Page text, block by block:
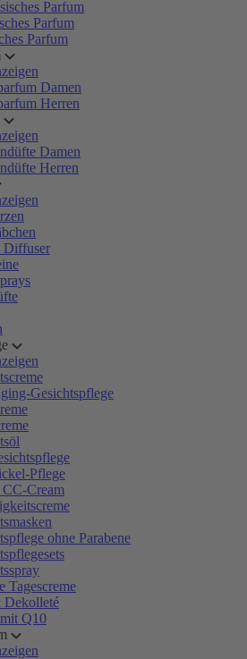
Parfum
Parfum
Parfum
Damen
Herren
Damen
Herren
Diffuser
Gesichtspflege
Pflege
Cream
ohne Parabene
Tagescreme
Dekolleté
Q10